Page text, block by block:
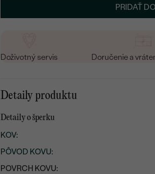
PRIDAŤ
Doživotný servis Doručenie a
Detaily produktu
Detaily o šperku
KOV:
PÔVOD KOVU:
POVRCH KOVU: